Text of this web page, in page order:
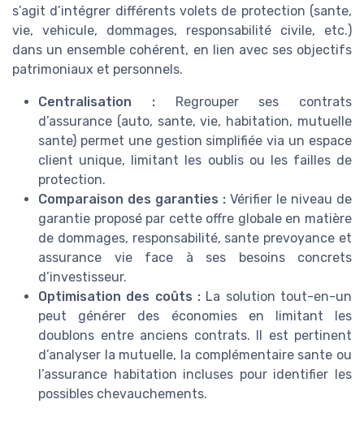
s’agit d’intégrer différents volets de protection (sante,
vie, vehicule, dommages, responsabilité civile, etc.)
dans un ensemble cohérent, en lien avec ses objectifs
patrimoniaux et personnels.
Centralisation :Regrouper ses contrats
d’assurance (auto, sante, vie, habitation, mutuelle
sante) permet une gestion simplifiée via un espace
client unique, limitant les oublis ou les failles de
protection.
Comparaison des garanties : Vérifier le niveau de
garantie proposé par cette offre globale en matière
de dommages, responsabilité, sante prevoyance et
assurance vie face à ses besoins concrets
d’investisseur.
Optimisation des coûts : La solution tout-en-un
peut générer des économies en limitant les
doublons entre anciens contrats. Il est pertinent
d’analyser la mutuelle, la complémentaire sante ou
l’assurance habitation incluses pour identifier les
possibles chevauchements.